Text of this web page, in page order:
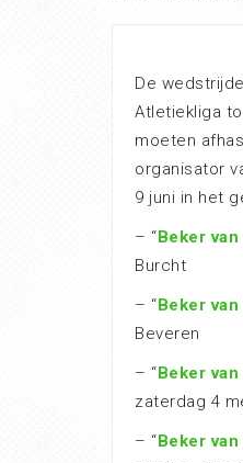
De
Atletiekliga
moeten
organisator
9 juni in het
– “Beker
Burcht
– “Beker
Beveren
– “Beker
zaterdag 4
– “Beker